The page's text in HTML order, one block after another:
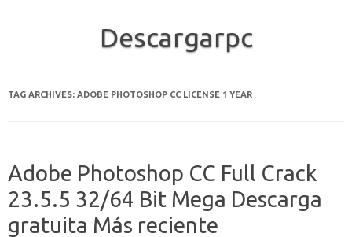
Descargarpc
TAG ARCHIVES: ADOBE PHOTOSHOP CC LICENSE 1 YEAR
Adobe Photoshop CC Full Crack
23.5.5 32/64 Bit Mega Descarga
gratuita Más reciente